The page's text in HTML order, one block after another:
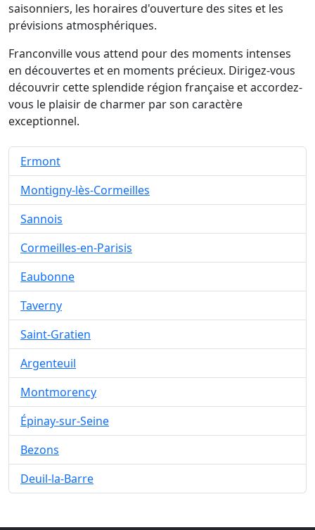
saisonniers, les horaires d'ouverture des sites et les
prévisions atmosphériques.
Franconville vous attend pour des moments intenses
en découvertes et en moments précieux. Dirigez-vous
découvrir cette splendide région française et accordez-
vous le plaisir de charmer par son caractère
exceptionnel.
Ermont
Montigny-lès-Cormeilles
Sannois
Cormeilles-en-Parisis
Eaubonne
Taverny
Saint-Gratien
Argenteuil
Montmorency
Épinay-sur-Seine
Bezons
Deuil-la-Barre